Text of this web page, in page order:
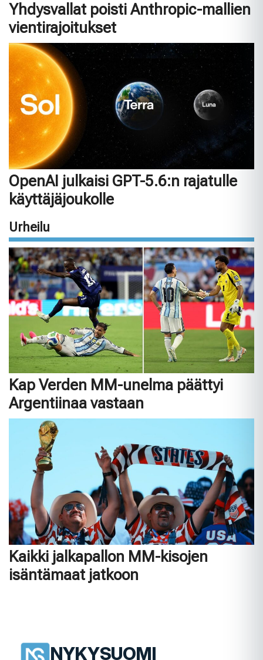
Yhdysvallat poisti Anthropic-mallien
vientirajoitukset
OpenAI julkaisi GPT-5.6:n rajatulle
käyttäjäjoukolle
Urheilu
Kap Verden MM-unelma päättyi
Argentiinaa vastaan
Kaikki jalkapallon MM-kisojen
isäntämaat jatkoon
NYKYSUOMI